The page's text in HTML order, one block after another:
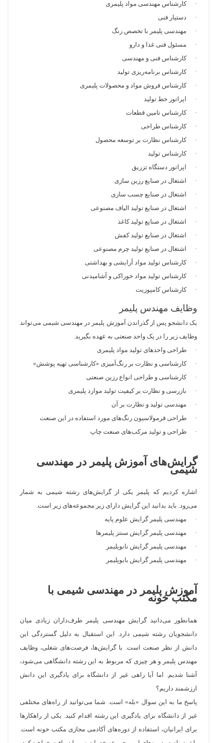
· کارشناس مهندسی مواد پلیمری
· دستیار فنی
· مهندسی پلیمر با تخصص رنگ
· مسئول فنی غذا و دارو
· کارشناس فنی و مهندسی
· کارشناس برنامه‌ریزی تولید
· کارشناس فروش مواد و محصولات پلیمری
· اپراتور خط تولید
· کارشناس تامین قطعات
· کارشناس طراحی
· کارشناس نظارت بر توسعه محصول
· کارشناس تولید
· اپراتور دستگاه تزریق
· اشتغال در صنایع رزین سازی
· اشتغال در صنایع چسب‌ سازی
· اشتغال در صنایع تولید الیاف مصنوعی
· اشتغال در صنایع تولید کاغذ
· اشتغال در صنایع تولید کفش
· اشتغال در صنایع تولید چرم مصنوعی
· کارشناس تولید مواد آرایشی و بهداشتی
· کارشناس تولید مواد خوراکی و آشامیدنی
· کارشناس کامپوزیت
وظایف مهندس پلیمر
یک دانشجو پس از گذراندن آموزش پلیمر در مهندسی شیمی می‌تواند
وظایف زیر را در یک واحد صنعتی به عهده بگیرید.
· طراحی واحد‌های تولید مواد پلیمری
· کارشناسی و نظارت بر رنگ‌آمیزی «کارشناسی تهیه پوشش»
· کارشناسی و طراحی انواع رزین صنعتی
· بازرسی و نظارت بر کیفیت تولید موارد پلیمری
· مهندسی تولید و نظارت بر آن
· طراحی فرمولاسیون رنگ‌های مورد استفاده در این صنعت
· طراحی و تولید مرکب‌های صنعت چاپ
گرایش‌های آموزش پلیمر در مهندسی
شیمی
اشاره کردیم که پلیمر یکی از گرایش‌های رشته شیمی به شمار
می‌رود. باید بدانید این گرایش دارای زیر مجموعه‌های زیر است.
· مهندسی پلیمر گرایش علوم پایه
· مهندسی پلیمر گرایش سنتز پلیمرها
· مهندسی پلیمر گرایش نانوپلیمر
· مهندسی پلیمر گرایش بایوپلیمر
آموزش پلیمر در مهندسی شیمی با
مکتب خونه
همانطور می‌دانید گرایش مهندسی پلیمر طرف‌داران زیادی میان
دانشجویان رشته شیمی دارد. این استقبال به دلیل گستردگی این
دانش از نظر صنعت است. با گرایش‌ها، فرصت‌های شغلی، وظایف
مهندس پلیمر و هر چیزی که مربوط به این رشته دانشگاهی می‌شود،
آشنا شدیم. اما آیا راهی غیر از دانشگاه برای یادگیری این دانش
ارزشمند داریم؟
پاسخ ما به این سوال «بله» است. شما می‌توانید از راه‌های مختلفی
غیر از دانشگاه برای یادگیری این رشته اقدام کنید. یکی از راهکارها
برای ایرانیان، استفاده از دوره‌های آکادمی مجازی مکتب خونه است.